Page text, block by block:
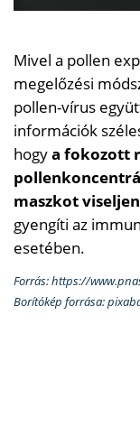
Mivel a pollen
megelőzési
pollen-vírus
információk
hogya fokozott
maszkot
gyengíti az
esetében.
Forrás: https://
Borítókép forrása: